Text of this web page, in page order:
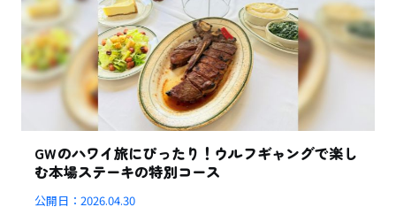
GWのハワイ旅にぴったり！ウルフギャングで楽し
む本場ステーキの特別コース
公開日：2026.04.30